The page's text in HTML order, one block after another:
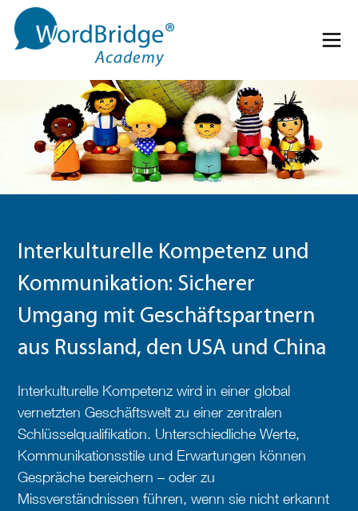
Direkt zum Inhalt springen
© Alexas_Fotos – pixabay.com
Interkulturelle Kompetenz und
Kommunikation: Sicherer
Umgang mit Geschäftspartnern
aus Russland, den USA und China
Interkulturelle Kompetenz wird in einer global
vernetzten Geschäftswelt zu einer zentralen
Schlüsselqualifikation. Unterschiedliche Werte,
Kommunikationsstile und Erwartungen können
Gespräche bereichern – oder zu
Missverständnissen führen, wenn sie nicht erkannt